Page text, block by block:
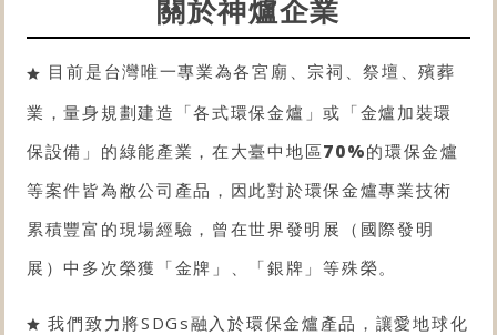
關於神爐企業
目前是台灣唯一專業為各宮廟、宗祠、祭壇、殯葬
業，量身規劃建造「各式環保金爐 」或「金爐 加裝環
保設備 」的綠能產業，在大臺中地區70%的環保金爐
等案件皆為敝公司產品，因此對於環保金爐專業技術
累積豐富的現場經驗，曾在世界發明展（國際發明
展）中多次榮獲「金牌」、「銀牌」等殊榮。
我們致力將SDGs融入於環保金爐產品，讓愛地球化